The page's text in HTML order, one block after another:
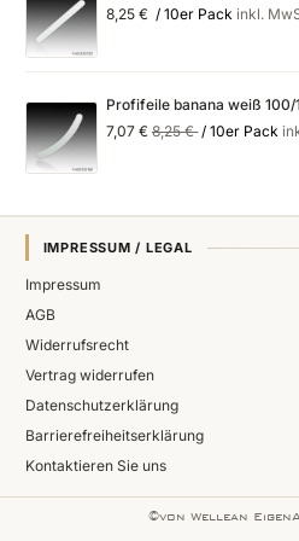
8,25 € / 10er Pack inkl.
Profifeile banana weiß 100/
Special
Price
7,07 € Regular
Price
8,25 € / 10er Pack
IMPRESSUM / LEGAL
Impressum
AGB
Widerrufsrecht
Vertrag widerrufen
Datenschutzerklärung
Barrierefreiheitserklärung
Kontaktieren Sie uns
©von Wellean